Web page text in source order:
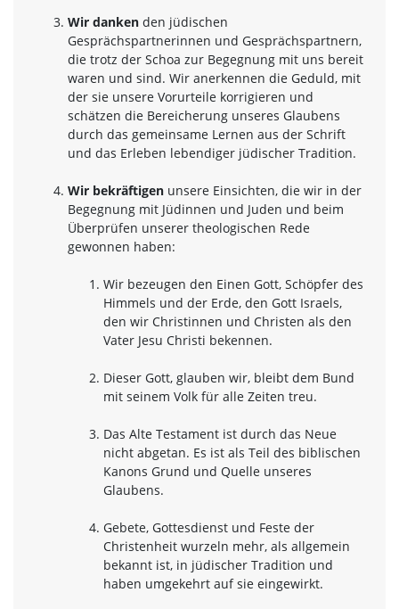
Wir danken den jüdischen
Gesprächspartnerinnen und Gesprächspartnern,
die trotz der Schoa zur Begegnung mit uns bereit
waren und sind. Wir anerkennen die Geduld, mit
der sie unsere Vorurteile korrigieren und
schätzen die Bereicherung unseres Glaubens
durch das gemeinsame Lernen aus der Schrift
und das Erleben lebendiger jüdischer Tradition.
Wir bekräftigen unsere Einsichten, die wir in der
Begegnung mit Jüdinnen und Juden und beim
Überprüfen unserer theologischen Rede
gewonnen haben:
Wir bezeugen den Einen Gott, Schöpfer des
Himmels und der Erde, den Gott Israels,
den wir Christinnen und Christen als den
Vater Jesu Christi bekennen.
Dieser Gott, glauben wir, bleibt dem Bund
mit seinem Volk für alle Zeiten treu.
Das Alte Testament ist durch das Neue
nicht abgetan. Es ist als Teil des biblischen
Kanons Grund und Quelle unseres
Glaubens.
Gebete, Gottesdienst und Feste der
Christenheit wurzeln mehr, als allgemein
bekannt ist, in jüdischer Tradition und
haben umgekehrt auf sie eingewirkt.